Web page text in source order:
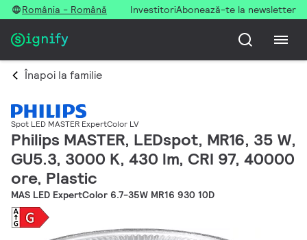
România - Română InvestitoriAbonează-te la newsletter
Înapoi la familie
Spot LED MASTER ExpertColor LV
Philips MASTER, LEDspot, MR16, 35 W,
GU5.3, 3000 K, 430 lm, CRI 97, 40000
ore, Plastic
MAS LED ExpertColor 6.7-35W MR16 930 10D